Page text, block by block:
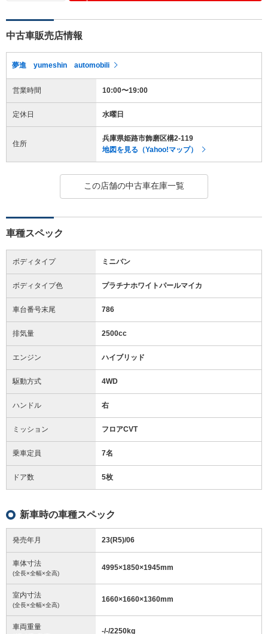
中古車販売店情報
夢進 yumeshin automobili
営業時間 10:00〜19:00
定休日 水曜日
住所
兵庫県姫路市飾磨区構2-119
地図を見る（Yahoo!マップ）
この店舗の中古車在庫一覧
車種スペック
ボディタイプ ミニバン
ボディタイプ色 プラチナホワイトパールマイカ
車台番号末尾 786
排気量 2500cc
エンジン ハイブリッド
駆動方式 4WD
ハンドル 右
ミッション フロアCVT
乗車定員 7名
ドア数 5枚
新車時の車種スペック
発売年月 23(R5)/06
車体寸法
(全長×全幅×全高)
4995×1850×1945mm
室内寸法
(全長×全幅×全高)
1660×1660×1360mm
車両重量 -/-/2250kg